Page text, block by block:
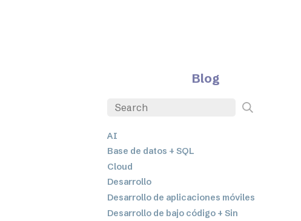
Blog
AI
Base de datos + SQL
Cloud
Desarrollo
Desarrollo de aplicaciones móviles
Desarrollo de bajo código + Sin